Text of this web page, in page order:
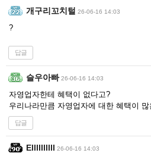
개구리꼬치털 26-06-16 14:03
?
답글
슬우아빠 26-06-16 14:03
자영업자한테 혜택이 없다고?
우리나라만큼 자영업자에 대한 혜택이
답글
Ellllllllll 26-06-16 14:03